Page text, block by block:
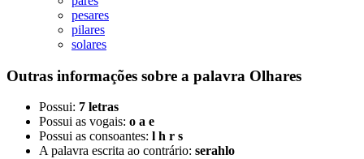
pesares
pilares
solares
Outras informações sobre a palavra Olhares
Possui: 7 letras
Possui as vogais: o a e
Possui as consoantes: l h r s
A palavra escrita ao contrário: serahlo